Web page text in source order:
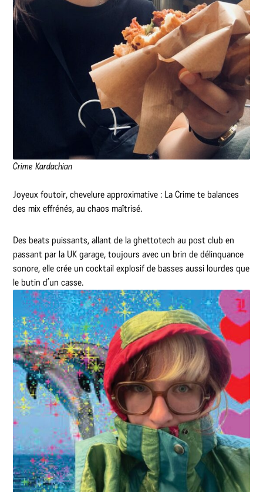
Crime Kardachian
Joyeux foutoir, chevelure approximative : La Crime te balances
des mix effrénés, au chaos maîtrisé.
Des beats puissants, allant de la ghettotech au post club en
passant par la UK garage, toujours avec un brin de délinquance
sonore, elle crée un cocktail explosif de basses aussi lourdes que
le butin d’un casse.